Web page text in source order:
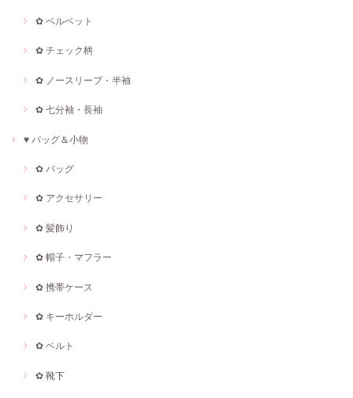
✿ ベルベット
✿ チェック柄
✿ ノースリープ・半袖
✿ 七分袖・長袖
♥ バッグ＆小物
✿ バッグ
✿ アクセサリー
✿ 髪飾り
✿ 帽子・マフラー
✿ 携帯ケース
✿ キーホルダー
✿ ベルト
✿ 靴下